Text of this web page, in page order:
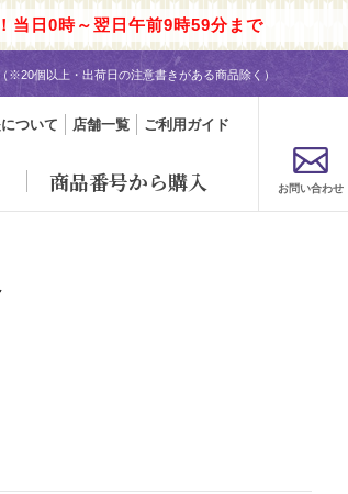
当日0時～翌日午前9時59分まで
（※20個以上・出荷日の注意書きがある商品除く）
ついて 店舗一覧 ご利用ガイド
商品番号から購入 お問い合わせ